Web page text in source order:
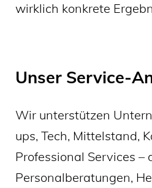
wirklich konkrete
Unser Service-
Wir unterstützen
ups, Tech, Mittelstand,
Professional Services –
Personalberatungen,